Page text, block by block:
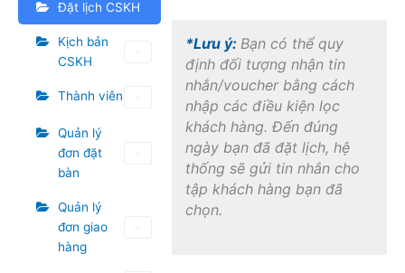
Đặt lịch CSKH
Kịch bản
CSKH
Thành viên
Quản lý
đơn đặt
bàn
Quản lý
đơn giao
hàng
*Lưu ý: Bạn có thể quy
định đối tượng nhận tin
nhắn/voucher bằng cách
nhập các điều kiện lọc
khách hàng. Đến đúng
ngày bạn đã đặt lịch, hệ
thống sẽ gửi tin nhắn cho
tập khách hàng bạn đã
chọn.